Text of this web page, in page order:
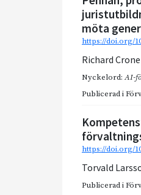
möta
https://doi.org/
Richard
Nyckelord:AI-
Publicerad i
https://doi.org/
Torvald
Publicerad i